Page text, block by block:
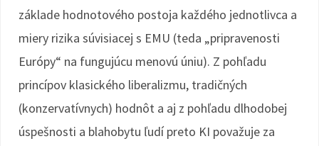
základe hodnotového postoja každého jednotlivca a
miery rizika súvisiacej s EMU (teda „pripravenosti
Európy“ na fungujúcu menovú úniu). Z pohľadu
princípov klasického liberalizmu, tradičných
(konzervatívnych) hodnôt a aj z pohľadu dlhodobej
úspešnosti a blahobytu ľudí preto KI považuje za